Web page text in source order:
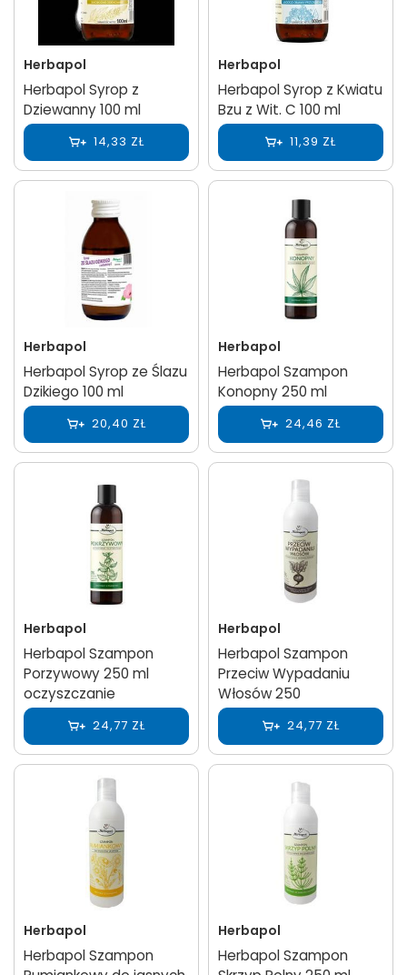
Herbapol
Herbapol Syrop z
Dziewanny 100 ml
14,33 ZŁ
Herbapol
Herbapol Syrop z Kwiatu
Bzu z Wit. C 100 ml
11,39 ZŁ
Herbapol
Herbapol Syrop ze Ślazu
Dzikiego 100 ml
20,40 ZŁ
Herbapol
Herbapol Szampon
Konopny 250 ml
24,46 ZŁ
Herbapol
Herbapol Szampon
Porzywowy 250 ml
oczyszczanie
24,77 ZŁ
Herbapol
Herbapol Szampon
Przeciw Wypadaniu
Włosów 250
24,77 ZŁ
Herbapol
Herbapol Szampon
Herbapol
Herbapol Szampon